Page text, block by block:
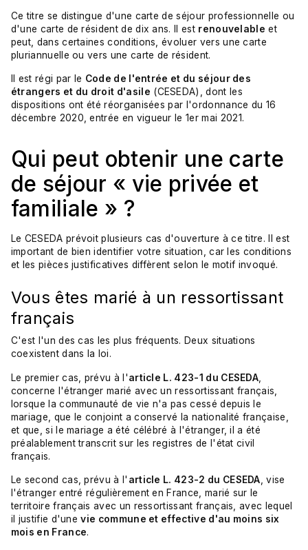
Ce titre se distingue d'une carte de séjour professionnelle ou
d'une carte de résident de dix ans. Il est renouvelable et
peut, dans certaines conditions, évoluer vers une carte
pluriannuelle ou vers une carte de résident.
Il est régi par le Code de l'entrée et du séjour des
étrangers et du droit d'asile (CESEDA), dont les
dispositions ont été réorganisées par l'ordonnance du 16
décembre 2020, entrée en vigueur le 1er mai 2021.
Qui peut obtenir une carte
de séjour « vie privée et
familiale » ?
Le CESEDA prévoit plusieurs cas d'ouverture à ce titre. Il est
important de bien identifier votre situation, car les conditions
et les pièces justificatives diffèrent selon le motif invoqué.
Vous êtes marié à un ressortissant
français
C'est l'un des cas les plus fréquents. Deux situations
coexistent dans la loi.
Le premier cas, prévu à l'article L. 423-1 du CESEDA
concerne l'étranger marié avec un ressortissant français,
lorsque la communauté de vie n'a pas cessé depuis le
mariage, que le conjoint a conservé la nationalité française,
et que, si le mariage a été célébré à l'étranger, il a été
préalablement transcrit sur les registres de l'état civil
français.
Le second cas, prévu à l' article L. 423-2 du CESEDA, vise
l'étranger entré régulièrement en France, marié sur le
territoire français avec un ressortissant français, avec lequel
il justifie d'unevie commune et effective d'au moins six
mois en France.